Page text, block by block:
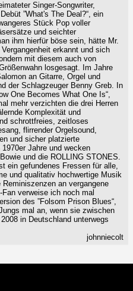
Singer-Songwriter,
”What's The Deal?“, ein
Stück Pop voller
und seichter
ihm hierfür böse sein, hätte Mr.
erkannt und sich
mit diesem auch von
losgesagt. Im Jahre
an Gitarre, Orgel und
der Schlagzeuger Benny Greb. In
One Becomes What One Is“,
mehr verzichten die drei Herren
Komplexität und
schrottfreies, zeitloses
flirrender Orgelsound,
und sicher platzierte
Jahre und wecken
und die ROLLING STONES.
ein gefundenes Fressen für alle,
und qualitativ hochwertige Musik
an vergangene
verweise ich noch mal
des ”Folsom Prison Blues“,
mal an, wenn sie zwischen
in Deutschland unterwegs
johnniecolt